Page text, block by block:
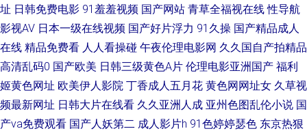
在线观看黄色电影 超碰tv 激情五月综合网 少妇磁力 都市激情色色 欧美色图
15p 东京热色图片 五月天亚洲色图 超碰注妇 人人插人人摸 岛国片在线播放
欧洲成人性爱AV 伊人青青大香蕉 国产乱淫视频 日韩成人高清永久 91国产下
载 国产三线电影大全 人人操人人乐 中文字幕久热 超碰国产人人草 玖玖精品
址 日韩免费电影 91羞羞视频 国产网站 青草全福视在线 性导航
影视AV 日本一级在线视频 国产好片浮力 91久操 国产精品成人
在线 精品免费看 人人看操碰 午夜伦理电影网 久久国自产拍精品
高清乱码0 国产欧美 日韩三级黄色A片 伦理电影亚洲国产 福利
姬黄色网址 欧美伊人影院 丁香成人五月花 黄色网网址女 久草视
频最新网址 日韩大片在线看 久久亚洲人成 亚州色图乱伦小说 国
产va免费观看 国产人妖第二 成人影片h 91色婷婷瑟色 东京热狠